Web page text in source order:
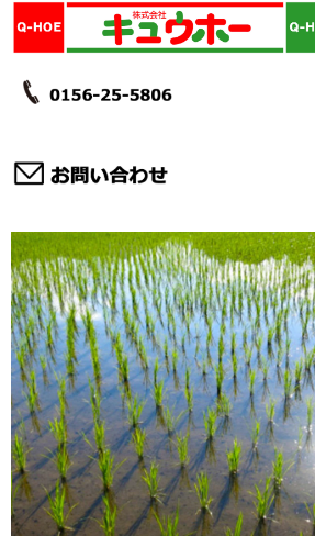
TOP
カタログ・冊子 DL
説明書
製品一覧
会社情報
採用情報
更新履歴
製品紹介ブログ